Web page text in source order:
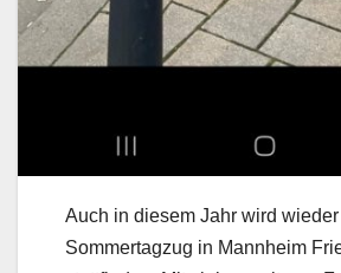
Auch in diesem Jahr wird
Sommertagzug in Mannheim